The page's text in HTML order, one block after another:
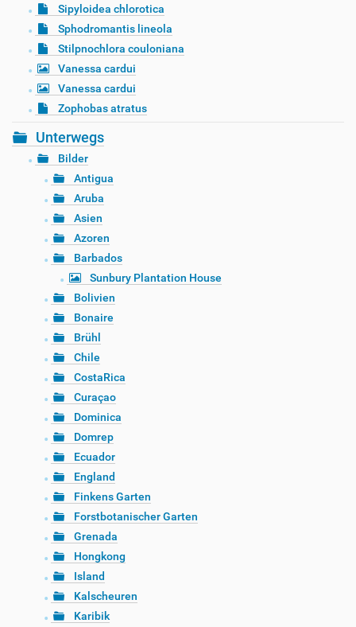
Sipyloidea chlorotica
Sphodromantis lineola
Stilpnochlora couloniana
Vanessa cardui
Vanessa cardui
Zophobas atratus
Unterwegs
Bilder
Antigua
Aruba
Asien
Azoren
Barbados
Sunbury Plantation House
Bolivien
Bonaire
Brühl
Chile
CostaRica
Curaçao
Dominica
Domrep
Ecuador
England
Finkens Garten
Forstbotanischer Garten
Grenada
Hongkong
Island
Kalscheuren
Karibik